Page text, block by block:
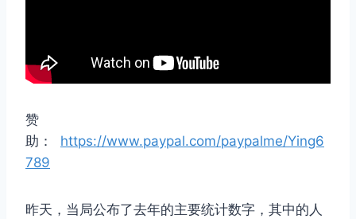
赞
助： https://www.paypal.com/paypalme/Ying6
789
昨天，当局公布了去年的主要统计数字，其中的人